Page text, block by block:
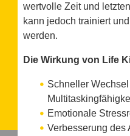
wertvolle Zeit und
kann jedoch trainiert
werden.
Die Wirkung von Life
Schneller
Emotionale
Verbesserung des